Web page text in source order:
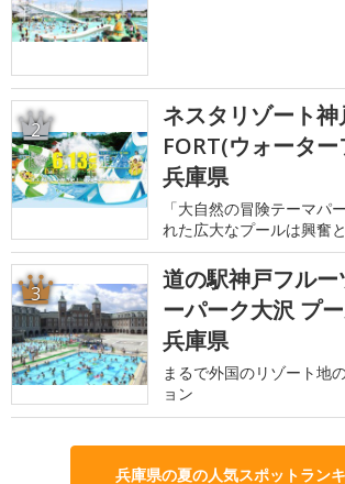
2
ネスタリゾート神
FORT(ウォータ
兵庫県
「大自然の冒険テーマパ
れた広大なプールは興奮
3
道の駅神戸フルー
ーパーク大沢 プ
兵庫県
まるで外国のリゾート地
ョン
兵庫県の夏の人気スポットラン